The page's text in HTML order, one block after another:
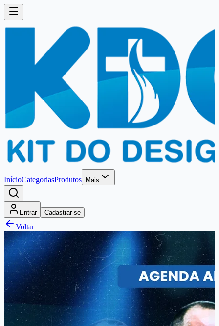
InícioCategoriasProdutos Mais
Entrar Cadastrar-se
Voltar